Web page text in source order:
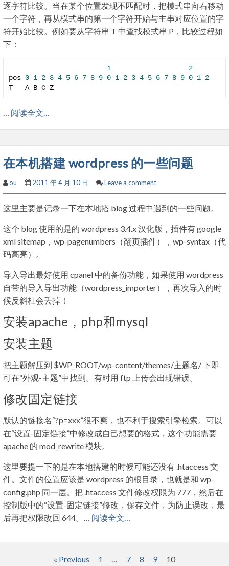
逐字符比较。当在某个位置发现不匹配时，把模式串向右移动
一个字符，再从模式串的第一个字符开始与主串对应位置的字
符开始比较。例如要从字符串 T 中查找模式串 P，比较过程如
下：
1
2
pos 0 1 2 3 4 5 6 7 8 9 0 1 2 3 4 5 6 7 8 9 0 1 2
T   A B C Z
… 阅读全文…
在本机搭建 wordpress 的一些问题
ou 2011 年 4 月 10 日 Leave a comment
这里主要是记录一下在本地搭 blog 过程中遇到的一些问题。
这个 blog 使用的是的 wordpress 3.4.x 汉化版，插件有 google
xml sitemap，wp-pagenumbers（翻页插件），wp-syntax（代
码高亮）。
导入导出最好使用 cpanel 中的备份功能，如果使用 wordpress
自带的导入导出功能（wordpress_importer），再次导入的时
候反斜杠会丢掉！
安装apache，php和mysql
安装主题
把主题解压到 $WP_ROOT/wp-content/themes/主题名/ 下即
可在“外观-主题”中找到。有时用 ftp 上传会出现错误。
修改固定链接
默认的链接名“?p=xxx”很不爽，也不利于搜索引擎检索。可以
在“设置-固定链接”中修改成自己想要的格式，这个功能需要
apache 的 mod_rewrite 模块。
这里要提一下的是在本地搭建的时候可能还没有 .htaccess 文
件。文件的位置应该是 wordpress 的根目录，也就是和 wp-
config.php 同一层。把 .htaccess 文件修改权限为 777，然后在
控制版中的“设置-固定链接”修改，保存文件，为防止误改，最
后再把权限改回 644。… 阅读全文…
« Previous 1 … 7 8 9 10